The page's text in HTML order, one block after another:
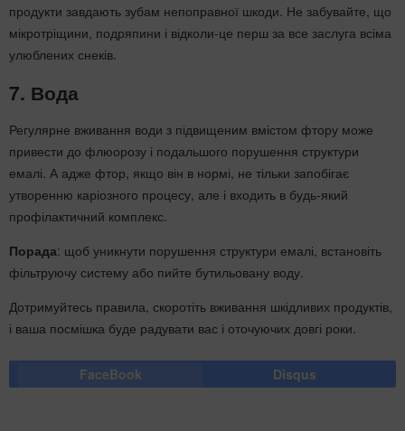
продукти завдають зубам непоправної шкоди. Не забувайте, що
мікротріщини, подряпини і відколи-це перш за все заслуга всіма
улюблених снеків.
7. Вода
Регулярне вживання води з підвищеним вмістом фтору може
привести до флюорозу і подальшого порушення структури
емалі. А адже фтор, якщо він в нормі, не тільки запобігає
утворенню каріозного процесу, але і входить в будь-який
профілактичний комплекс.
Порада: щоб уникнути порушення структури емалі, встановіть
фільтруючу систему або пийте бутильовану воду.
Дотримуйтесь правила, скоротіть вживання шкідливих продуктів,
і ваша посмішка буде радувати вас і оточуючих довгі роки.
FaceBook Disqus